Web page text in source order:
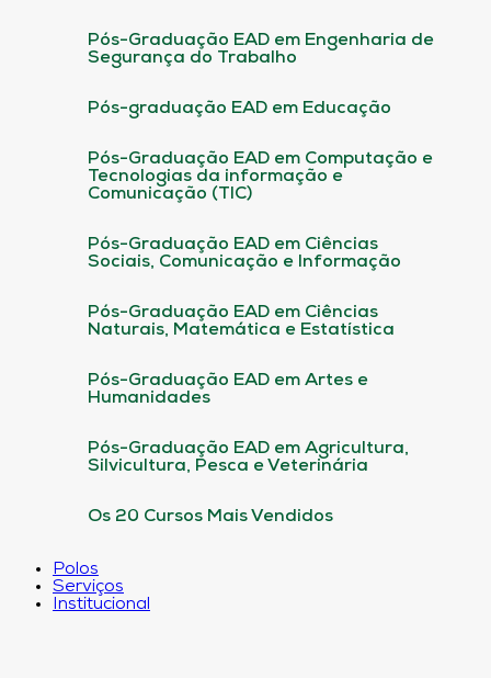
Pós-Graduação EAD em Engenharia de
Segurança do Trabalho
Pós-graduação EAD em Educação
Pós-Graduação EAD em Computação e
Tecnologias da informação e
Comunicação (TIC)
Pós-Graduação EAD em Ciências
Sociais, Comunicação e Informação
Pós-Graduação EAD em Ciências
Naturais, Matemática e Estatística
Pós-Graduação EAD em Artes e
Humanidades
Pós-Graduação EAD em Agricultura,
Silvicultura, Pesca e Veterinária
Os 20 Cursos Mais Vendidos
Polos
Serviços
Institucional